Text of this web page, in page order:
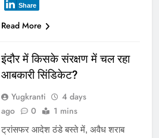
Share
Read More
इंदौर में किसके संरक्षण में चल रहा
आबकारी सिंडिकेट?
Yugkranti
4 days
ago
0 1 mins
ट्रांसफर आदेश ठंडे बस्ते में, अवैध शराब